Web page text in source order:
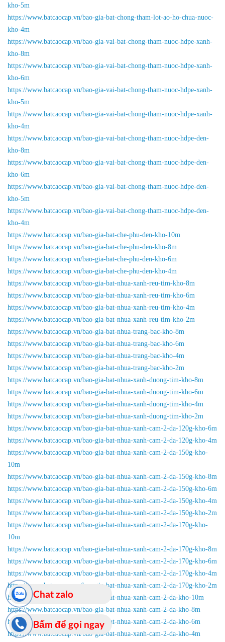
kho-5m
https://www.batcaocap.vn/bao-gia-bat-chong-tham-lot-ao-ho-chua-nuoc-
kho-4m
https://www.batcaocap.vn/bao-gia-vai-bat-chong-tham-nuoc-hdpe-xanh-
kho-8m
https://www.batcaocap.vn/bao-gia-vai-bat-chong-tham-nuoc-hdpe-xanh-
kho-6m
https://www.batcaocap.vn/bao-gia-vai-bat-chong-tham-nuoc-hdpe-xanh-
kho-5m
https://www.batcaocap.vn/bao-gia-vai-bat-chong-tham-nuoc-hdpe-xanh-
kho-4m
https://www.batcaocap.vn/bao-gia-vai-bat-chong-tham-nuoc-hdpe-den-
kho-8m
https://www.batcaocap.vn/bao-gia-vai-bat-chong-tham-nuoc-hdpe-den-
kho-6m
https://www.batcaocap.vn/bao-gia-vai-bat-chong-tham-nuoc-hdpe-den-
kho-5m
https://www.batcaocap.vn/bao-gia-vai-bat-chong-tham-nuoc-hdpe-den-
kho-4m
https://www.batcaocap.vn/bao-gia-bat-che-phu-den-kho-10m
https://www.batcaocap.vn/bao-gia-bat-che-phu-den-kho-8m
https://www.batcaocap.vn/bao-gia-bat-che-phu-den-kho-6m
https://www.batcaocap.vn/bao-gia-bat-che-phu-den-kho-4m
https://www.batcaocap.vn/bao-gia-bat-nhua-xanh-reu-tim-kho-8m
https://www.batcaocap.vn/bao-gia-bat-nhua-xanh-reu-tim-kho-6m
https://www.batcaocap.vn/bao-gia-bat-nhua-xanh-reu-tim-kho-4m
https://www.batcaocap.vn/bao-gia-bat-nhua-xanh-reu-tim-kho-2m
https://www.batcaocap.vn/bao-gia-bat-nhua-trang-bac-kho-8m
https://www.batcaocap.vn/bao-gia-bat-nhua-trang-bac-kho-6m
https://www.batcaocap.vn/bao-gia-bat-nhua-trang-bac-kho-4m
https://www.batcaocap.vn/bao-gia-bat-nhua-trang-bac-kho-2m
https://www.batcaocap.vn/bao-gia-bat-nhua-xanh-duong-tim-kho-8m
https://www.batcaocap.vn/bao-gia-bat-nhua-xanh-duong-tim-kho-6m
https://www.batcaocap.vn/bao-gia-bat-nhua-xanh-duong-tim-kho-4m
https://www.batcaocap.vn/bao-gia-bat-nhua-xanh-duong-tim-kho-2m
https://www.batcaocap.vn/bao-gia-bat-nhua-xanh-cam-2-da-120g-kho-6m
https://www.batcaocap.vn/bao-gia-bat-nhua-xanh-cam-2-da-120g-kho-4m
https://www.batcaocap.vn/bao-gia-bat-nhua-xanh-cam-2-da-150g-kho-
10m
https://www.batcaocap.vn/bao-gia-bat-nhua-xanh-cam-2-da-150g-kho-8m
https://www.batcaocap.vn/bao-gia-bat-nhua-xanh-cam-2-da-150g-kho-6m
https://www.batcaocap.vn/bao-gia-bat-nhua-xanh-cam-2-da-150g-kho-4m
https://www.batcaocap.vn/bao-gia-bat-nhua-xanh-cam-2-da-150g-kho-2m
https://www.batcaocap.vn/bao-gia-bat-nhua-xanh-cam-2-da-170g-kho-
10m
https://www.batcaocap.vn/bao-gia-bat-nhua-xanh-cam-2-da-170g-kho-8m
https://www.batcaocap.vn/bao-gia-bat-nhua-xanh-cam-2-da-170g-kho-6m
https://www.batcaocap.vn/bao-gia-bat-nhua-xanh-cam-2-da-170g-kho-4m
https://www.batcaocap.vn/bao-gia-bat-nhua-xanh-cam-2-da-170g-kho-2m
https://www.batcaocap.vn/bao-gia-bat-nhua-xanh-cam-2-da-kho-10m
https://www.batcaocap.vn/bao-gia-bat-nhua-xanh-cam-2-da-kho-8m
https://www.batcaocap.vn/bao-gia-bat-nhua-xanh-cam-2-da-kho-6m
https://www.batcaocap.vn/bao-gia-bat-nhua-xanh-cam-2-da-kho-4m
Bấm để gọi ngay
Chat zalo